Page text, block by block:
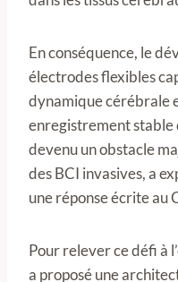
En conséquence, le
électrodes flexibles
dynamique cérébrale
enregistrement stable
devenu un obstacle
des BCI invasives, a
une réponse écrite au
Pour relever ce défi à
a proposé une